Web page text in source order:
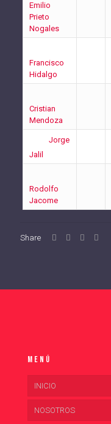
Emilio
Prieto
Nogales
Francisco
Hidalgo
Cristian
Mendoza
Jorge
Jalil
Rodolfo
Jacome
Share
Menú
INICIO
NOSOTROS